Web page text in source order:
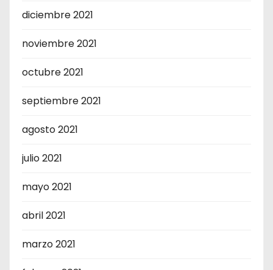
diciembre 2021
noviembre 2021
octubre 2021
septiembre 2021
agosto 2021
julio 2021
mayo 2021
abril 2021
marzo 2021